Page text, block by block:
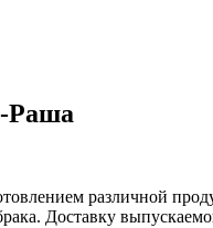
Раша
различной
Доставку